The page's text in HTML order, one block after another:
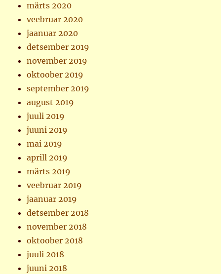
märts 2020
veebruar 2020
jaanuar 2020
detsember 2019
november 2019
oktoober 2019
september 2019
august 2019
juuli 2019
juuni 2019
mai 2019
aprill 2019
märts 2019
veebruar 2019
jaanuar 2019
detsember 2018
november 2018
oktoober 2018
juuli 2018
juuni 2018